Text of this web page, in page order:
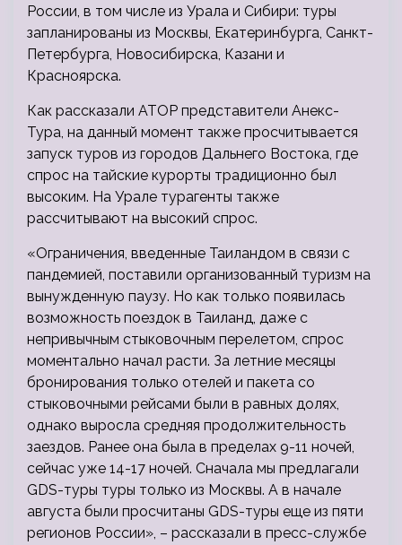
России, в том числе из Урала и Сибири: туры
запланированы из Москвы, Екатеринбурга, Санкт-
Петербурга, Новосибирска, Казани и
Красноярска.
Как рассказали АТОР представители Анекс-
Тура, на данный момент также просчитывается
запуск туров из городов Дальнего Востока, где
спрос на тайские курорты традиционно был
высоким. На Урале турагенты также
рассчитывают на высокий спрос.
«Ограничения, введенные Таиландом в связи с
пандемией, поставили организованный туризм на
вынужденную паузу. Но как только появилась
возможность поездок в Таиланд, даже с
непривычным стыковочным перелетом, спрос
моментально начал расти. За летние месяцы
бронирования только отелей и пакета со
стыковочными рейсами были в равных долях,
однако выросла средняя продолжительность
заездов. Ранее она была в пределах 9-11 ночей,
сейчас уже 14-17 ночей. Сначала мы предлагали
GDS-туры туры только из Москвы. А в начале
августа были просчитаны GDS-туры еще из пяти
регионов России», – рассказали в пресс-службе